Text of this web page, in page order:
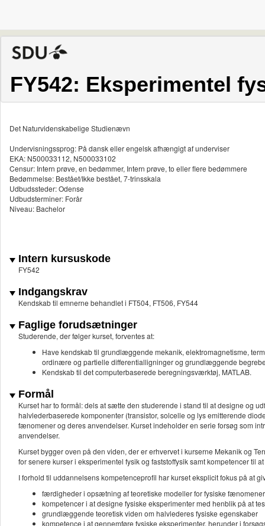
FY542: Eksperimentel
Det Naturvidenskabelige Studienævn
Undervisningssprog: På dansk eller engelsk afhængigt af underviser
EKA: N500033112, N500033102
Censur: Intern prøve, en bedømmer, Intern prøve, to eller flere bedømmere
Bedømmelse: Bestået/Ikke bestået, 7-trinsskala
Udbudssteder: Odense
Udbudsterminer: Forår
Niveau: Bachelor
Intern kursuskode
FY542
Indgangskrav
Kendskab til emnerne behandlet i FT504, FT506, FY544
Faglige forudsætninger
Studerende, der følger kurset, forventes at:
Have kendskab til grundlæggende mekanik, elektromagnetisme,
ordinære og partielle differentialligninger og grundlæggende
Kendskab til det computerbaserede beregningsværktøj, MATLAB.
Formål
Kurset har to formål: dels at sætte den studerende i stand til at designe og
halvlederbaserede komponenter (transistor, solcelle og lys emitterende
fænomener og deres anvendelser. Kurset indeholder en serie forsøg som
anvendelser.
Kurset bygger oven på den viden, der er erhvervet i kurserne Mekanik og
for senere kurser i eksperimentel fysik og faststoffysik samt kompetencer
I forhold til uddannelsens kompetenceprofil har kurset eksplicit fokus på at
færdigheder i opsætning af teoretiske modeller for fysiske
kompetencer i at designe fysiske eksperimenter med henblik på at
grundlæggende teoretisk viden om halvlederes fysiske egenskaber
kompetence i at gennemføre fysiske eksperimenter, herunder i